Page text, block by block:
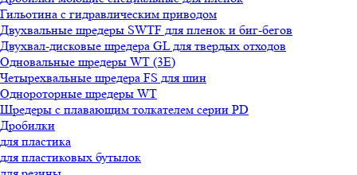
Гильотина с гидравлическим приводом
Двухвальные шредеры SWTF для пленок и биг-бегов
Двухвал-дисковые шредера GL для твердых отходов
Одновальные шредеры WT (3E)
Четырехвальные шредера FS для шин
Однороторные шредеры WT
Шредеры с плавающим толкателем серии PD
Дробилки
для пластика
для пластиковых бутылок